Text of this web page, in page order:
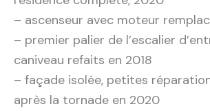
– ascenseur avec moteur
– premier palier de l’escalier
caniveau refaits en 2018
– façade isolée, petites
après la tornade en 2020